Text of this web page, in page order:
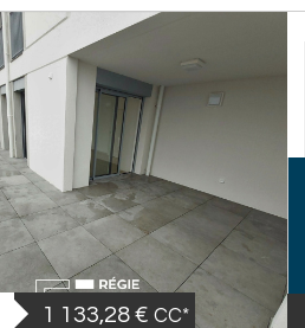
1 133,28 € CC*